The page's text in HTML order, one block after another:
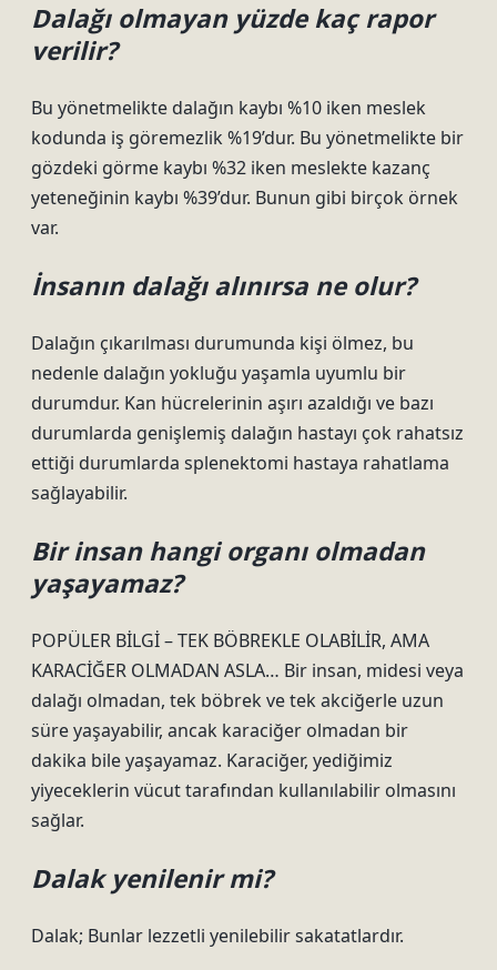
Dalağı olmayan yüzde kaç rapor
verilir?
Bu yönetmelikte dalağın kaybı %10 iken meslek
kodunda iş göremezlik %19’dur. Bu yönetmelikte bir
gözdeki görme kaybı %32 iken meslekte kazanç
yeteneğinin kaybı %39’dur. Bunun gibi birçok örnek
var.
İnsanın dalağı alınırsa ne olur?
Dalağın çıkarılması durumunda kişi ölmez, bu
nedenle dalağın yokluğu yaşamla uyumlu bir
durumdur. Kan hücrelerinin aşırı azaldığı ve bazı
durumlarda genişlemiş dalağın hastayı çok rahatsız
ettiği durumlarda splenektomi hastaya rahatlama
sağlayabilir.
Bir insan hangi organı olmadan
yaşayamaz?
POPÜLER BİLGİ – TEK BÖBREKLE OLABİLİR, AMA
KARACİĞER OLMADAN ASLA… Bir insan, midesi veya
dalağı olmadan, tek böbrek ve tek akciğerle uzun
süre yaşayabilir, ancak karaciğer olmadan bir
dakika bile yaşayamaz. Karaciğer, yediğimiz
yiyeceklerin vücut tarafından kullanılabilir olmasını
sağlar.
Dalak yenilenir mi?
Dalak; Bunlar lezzetli yenilebilir sakatatlardır.